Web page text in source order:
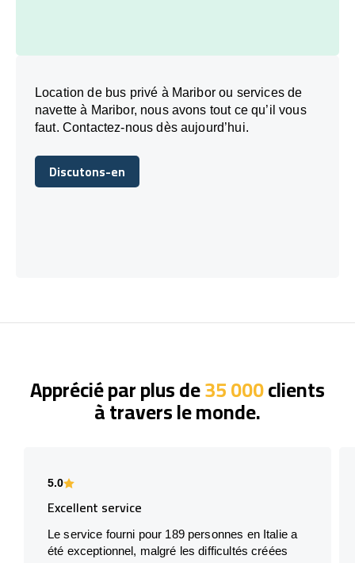
Location de bus privé à Maribor ou services de
navette à Maribor, nous avons tout ce qu’il vous
faut. Contactez-nous dès aujourd’hui.
Discutons-en
Discutons-en
Apprécié par plus de35 000clients
à travers le monde.
5.0
Excellent service
Le service fourni pour 189 personnes en Italie a
été exceptionnel, malgré les difficultés créées